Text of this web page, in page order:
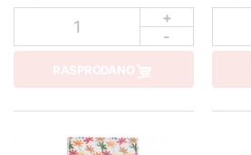
1
+
-
RASPRODANO